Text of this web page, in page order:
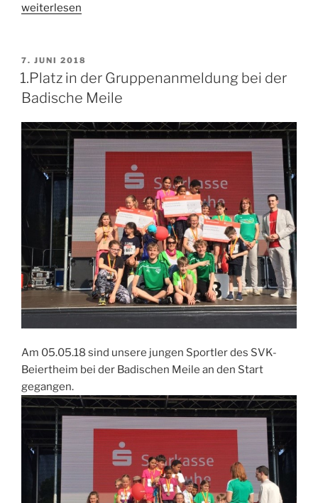
„10.05.18
–
Sportfest“
weiterlesen
VERÖFFENTLICHT
AM
7. JUNI 2018
1.Platz in der Gruppenanmeldung bei der
Badische Meile
Am 05.05.18 sind unsere jungen Sportler des SVK-
Beiertheim bei der Badischen Meile an den Start
gegangen.